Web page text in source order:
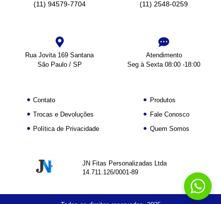
(11) 94579-7704
(11) 2548-0259
Rua Jovita 169 Santana
São Paulo / SP
Atendimento
Seg à Sexta 08:00 -18:00
Contato
Trocas e Devoluções
Política de Privacidade
Produtos
Fale Conosco
Quem Somos
JN Fitas Personalizadas Ltda
14.711.126/0001-89